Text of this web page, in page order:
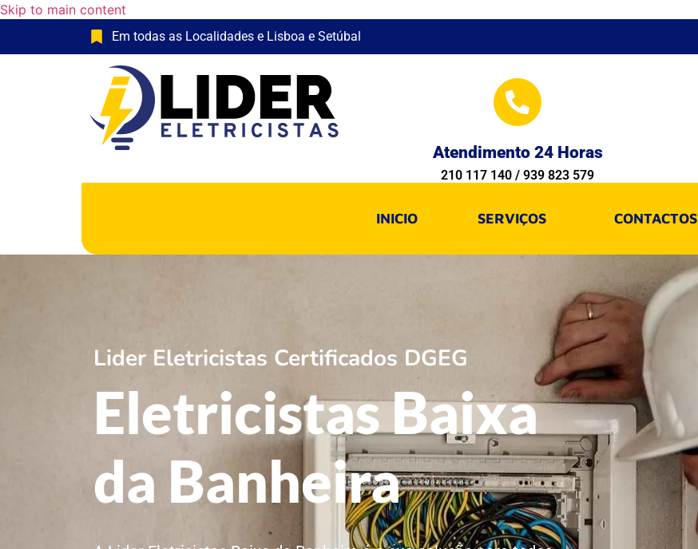
Skip to main content
Em todas as Localidades e Lisboa e Setúbal
Atendimento 24 Horas
210 117 140 / 939 823 579
INICIO SERVIÇOS CONTACTOS
Lider Eletricistas Certificados DGEG
Eletricistas Baixa
da Banheira